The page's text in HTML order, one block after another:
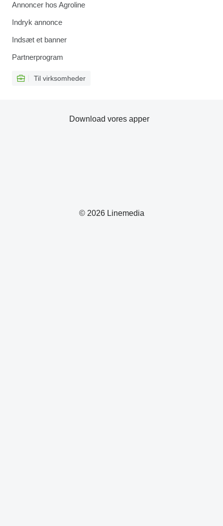
Annoncer hos Agroline
Indryk annonce
Indsæt et banner
Partnerprogram
Til virksomheder
© 2026 Linemedia
Download vores apper